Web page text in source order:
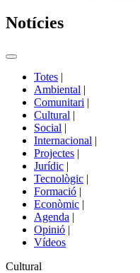
Notícies
Commutador
portals
Totes |
Ambiental |
Comunitari |
Cultural |
Social |
Internacional |
Projectes |
Jurídic |
Tecnològic |
Formació |
Econòmic |
Agenda |
Opinió |
Vídeos
Àmbit
Cultural